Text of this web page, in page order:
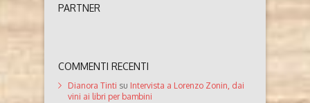
PARTNER
COMMENTI RECENTI
Dianora Tinti su Intervista a Lorenzo Zonin, dai
vini ai libri per bambini